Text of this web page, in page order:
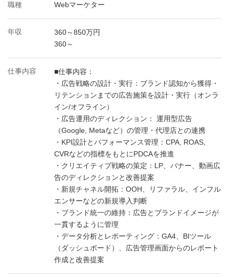
職種 Webマーケター
年収
360～850万円
360～
仕事内容
■仕事内容：
・広告戦略の設計・実行：ブランド認知から獲得・
リテンションまでの広告施策を設計・実行（オンラ
イン/オフライン）
・広告運用のディレクション： 運用型広告
（Google, Metaなど）の管理・代理店との連携
・KPI設計とパフォーマンス管理：CPA, ROAS,
CVRなどの指標をもとにPDCAを推進
・クリエイティブ戦略の策定：LP、バナー、動画広
告のディレクションと改善提案
・新規チャネル開拓：OOH、リファラル、インフル
エンサーなどの新規導入判断
・ブランド統一の維持：広告とブランドイメージが
一貫するように管理
・データ分析とレポーティング：GA4、BIツール
（ダッシュボード）、広告管理画面からのレポート
作成と改善提案